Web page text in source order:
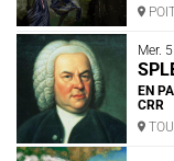
Nous
Mer.
EN
CRR